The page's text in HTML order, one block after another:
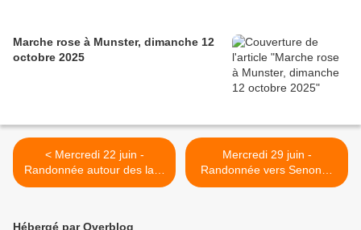
Marche rose à Munster, dimanche 12
octobre 2025
< Mercredi 22 juin -
Randonnée autour des lacs
de Longemer et de
Mercredi 29 juin -
Randonnée vers Senones
et Celles-sur-Plaine >
Hébergé par Overblog